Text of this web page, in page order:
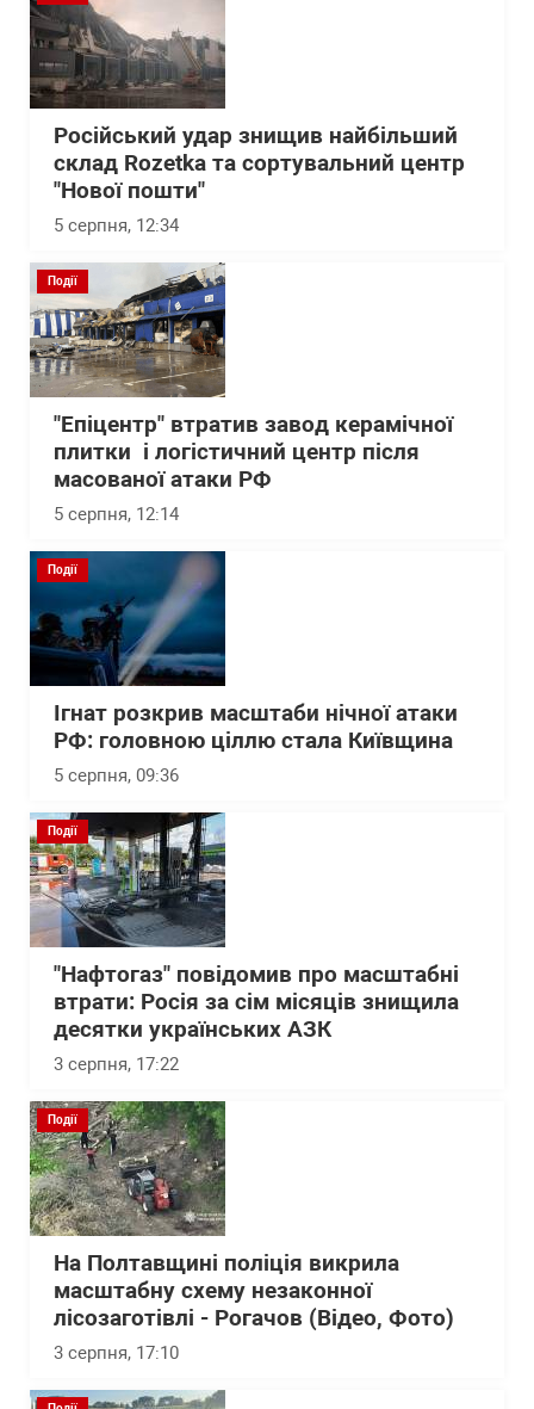
Російський удар знищив найбільший
склад Rozetka та сортувальний центр
"Нової пошти"
5 серпня, 12:34
Події
"Епіцентр" втратив завод керамічної
плитки і логістичний центр після
масованої атаки РФ
5 серпня, 12:14
Події
Ігнат розкрив масштаби нічної атаки
РФ: головною ціллю стала Київщина
5 серпня, 09:36
Події
"Нафтогаз" повідомив про масштабні
втрати: Росія за сім місяців знищила
десятки українських АЗК
3 серпня, 17:22
Події
На Полтавщині поліція викрила
масштабну схему незаконної
лісозаготівлі - Рогачов (Відео, Фото)
3 серпня, 17:10